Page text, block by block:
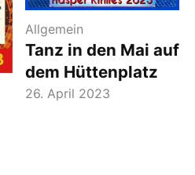
Allgemein
Tanz in den Mai auf
dem Hüttenplatz
26. April 2023